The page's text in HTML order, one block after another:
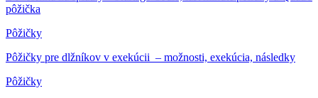
pôžička
Pôžičky
Pôžičky pre dlžníkov v exekúcii – možnosti, exekúcia, následky
Pôžičky